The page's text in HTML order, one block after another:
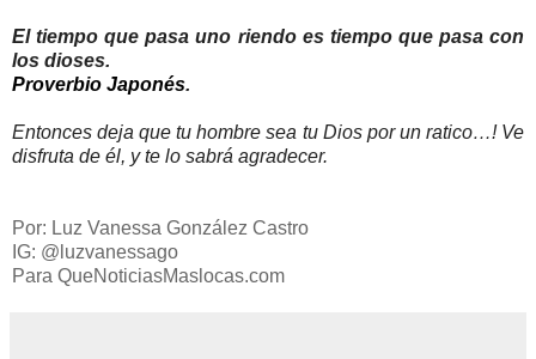
El tiempo que pasa uno riendo es tiempo que pasa con
los dioses.
Proverbio Japonés.
Entonces deja que tu hombre sea tu Dios por un ratico…! Ve
disfruta de él, y te lo sabrá agradecer.
Por: Luz Vanessa González Castro
IG: @luzvanessago
Para QueNoticiasMaslocas.com